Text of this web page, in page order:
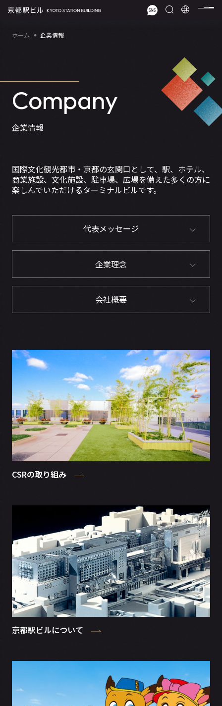
ホーム 企業情報
Company
企業情報
国際文化観光都市・京都の玄関口として、駅、ホテル、
商業施設、文化施設、駐車場、広場を備えた多くの方に
楽しんでいただけるターミナルビルです。
代表メッセージ
企業理念
会社概要
CSRの取り組み
京都駅ビルについて